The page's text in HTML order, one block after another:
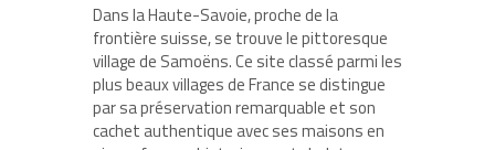
Dans la Haute-Savoie, proche de la
frontière suisse, se trouve le pittoresque
village de Samoëns. Ce site classé parmi les
plus beaux villages de France se distingue
par sa préservation remarquable et son
cachet authentique avec ses maisons en